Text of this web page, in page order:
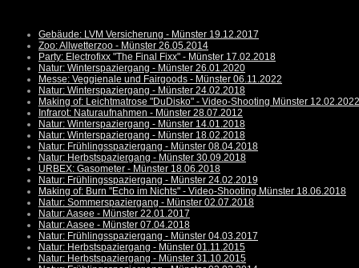
Gebäude: LVM Versicherung - Münster 19.12.2017
Zoo: Allwetterzoo - Münster 26.05.2014
Party: Electrofixx "The Final Fixx" - Münster 17.02.2018
Natur: Winterspaziergang - Münster 26.01.2020
Messe: Veggienale und Fairgoods - Münster 06.11.2022
Natur: Winterspaziergang - Münster 24.02.2018
Making of: Leichtmatrose "DuDisko" - Video-Shooting Münster 12.02.2022
Infrarot: Naturaufnahmen - Münster 28.07.2012
Natur: Winterspaziergang - Münster 14.01.2018
Natur: Winterspaziergang - Münster 18.02.2018
Natur: Frühlingsspaziergang - Münster 08.04.2018
Natur: Herbstspaziergang - Münster 30.09.2018
URBEX: Gasometer - Münster 18.06.2018
Natur: Frühlingsspaziergang - Münster 24.02.2019
Making of: Burn "Echo im Nichts" - Video-Shooting Münster 18.06.2018
Natur: Sommerspaziergang - Münster 02.07.2018
Natur: Aasee - Münster 22.01.2017
Natur: Aasee - Münster 07.04.2018
Natur: Frühlingsspaziergang - Münster 04.03.2017
Natur: Herbstspaziergang - Münster 01.11.2015
Natur: Herbstspaziergang - Münster 31.10.2015